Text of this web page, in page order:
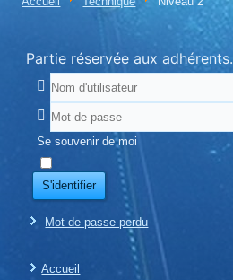
Partie réservée aux adhérents.
Se souvenir de moi
S'identifier
Mot de passe perdu
Accueil